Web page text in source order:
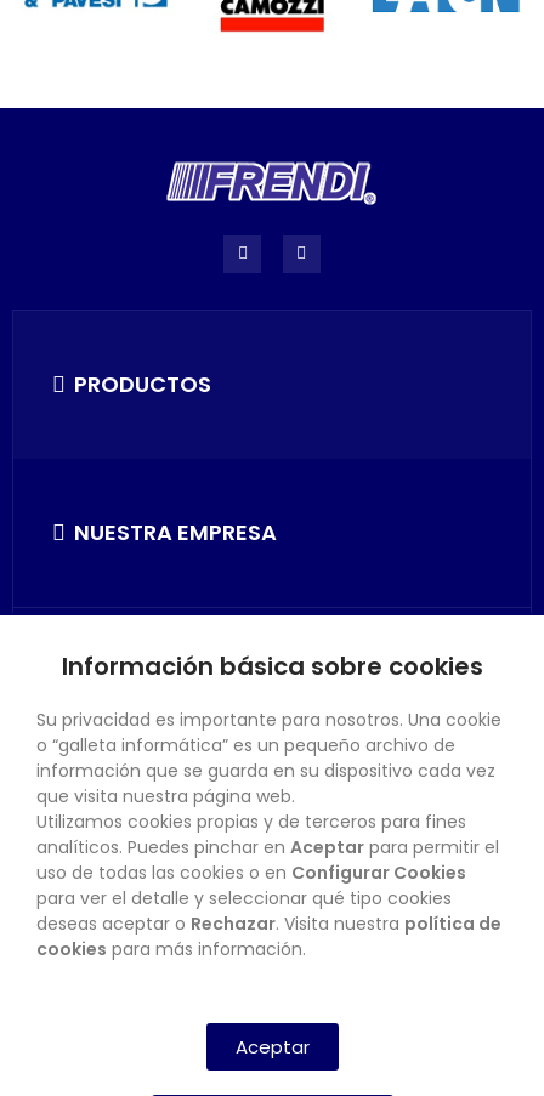
PRODUCTOS
NUESTRA EMPRESA
SU CUENTA
CONTACTO
BOLETÍN
Información básica sobre cookies
Su privacidad es importante para nosotros. Una cookie
o “galleta informática” es un pequeño archivo de
información que se guarda en su dispositivo cada vez
que visita nuestra página web.
Utilizamos cookies propias y de terceros para fines
analíticos. Puedes pinchar en Aceptar para permitir el
uso de todas las cookies o en Configurar Cookies
para ver el detalle y seleccionar qué tipo cookies
deseas aceptar o Rechazar. Visita nuestra política de
cookies para más información.
Aceptar